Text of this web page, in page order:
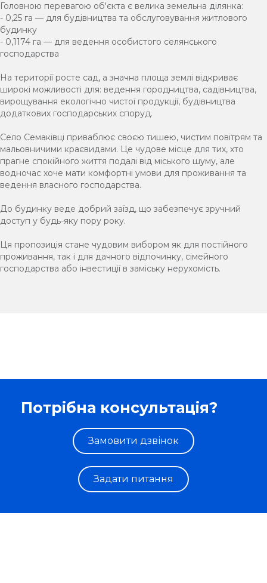
Головною перевагою об'єкта є велика земельна ділянка:
- 0,25 га — для будівництва та обслуговування житлового
будинку
- 0,1174 га — для ведення особистого селянського
господарства
На території росте сад, а значна площа землі відкриває
широкі можливості для: ведення городництва, садівництва,
вирощування екологічно чистої продукції, будівництва
додаткових господарських споруд.
Село Семаківці приваблює своєю тишею, чистим повітрям та
мальовничими краєвидами. Це чудове місце для тих, хто
прагне спокійного життя подалі від міського шуму, але
водночас хоче мати комфортні умови для проживання та
ведення власного господарства.
До будинку веде добрий заїзд, що забезпечує зручний
доступ у будь-яку пору року.
Ця пропозиція стане чудовим вибором як для постійного
проживання, так і для дачного відпочинку, сімейного
господарства або інвестиції в заміську нерухомість.
Потрібна консультація?
Замовити дзвінок
Задати питання